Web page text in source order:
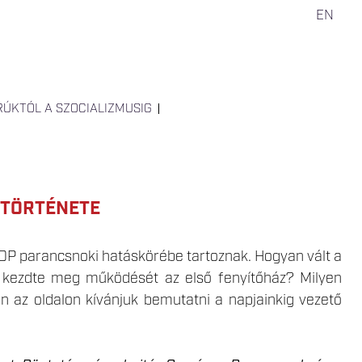
EN
A SZOCIALIZMUSIG
parancsnoki hatáskörébe tartoznak. Hogyan vált a
meg működését az első fenyítőház? Milyen
oldalon kívánjuk bemutatni a napjainkig vezető